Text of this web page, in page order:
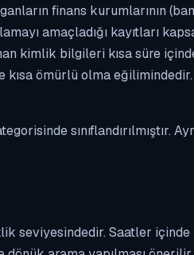
finans kurumlarının
amaçladığı kayıtları
kimlik bilgileri kısa süre
kısa ömürlü olma
sınıflandırılmıştır.
seviyesindedir. Saatler